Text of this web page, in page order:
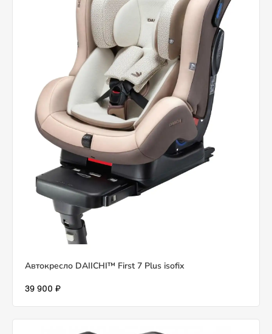
Автокресло DAIICHI™ First 7 Plus isofix
39 900 ₽